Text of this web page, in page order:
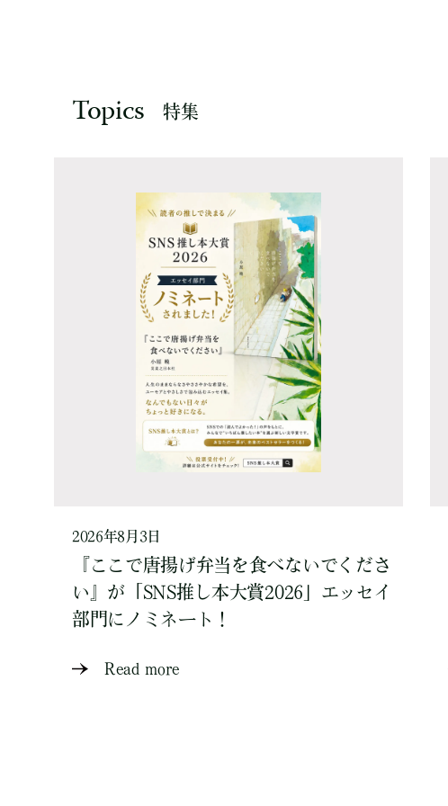
Topics 特集
2026年8月3日
『ここで唐揚げ弁当を食べないでくださ
い』が「SNS推し本大賞2026」エッセイ
部門にノミネート！
Read more